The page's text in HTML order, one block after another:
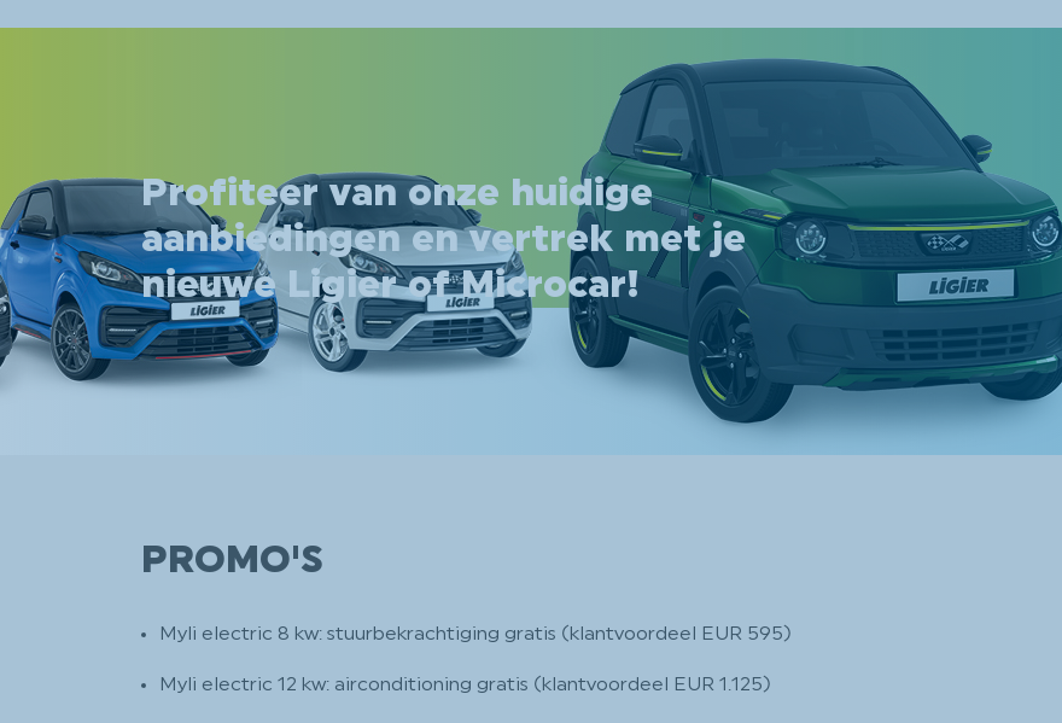
Profiteer van onze huidige
aanbiedingen en vertrek met je
nieuwe Ligier of Microcar!
PROMO'S
Myli electric 8 kw: stuurbekrachtiging gratis (klantvoordeel EUR 595)
Myli electric 12 kw: airconditioning gratis (klantvoordeel EUR 1.125)